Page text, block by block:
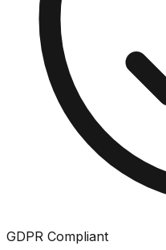
GDPR Compliant